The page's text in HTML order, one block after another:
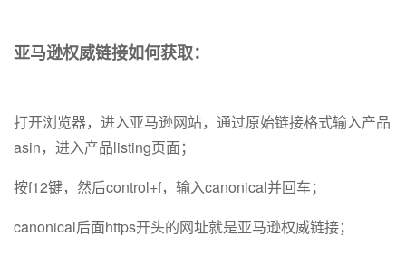
亚马逊权威链接如何获取：
打开浏览器，进入亚马逊网站，通过原始链接格式输入产品
asin，进入产品listing页面；
按f12键，然后control+f，输入canonical并回车；
canonical后面https开头的网址就是亚马逊权威链接；